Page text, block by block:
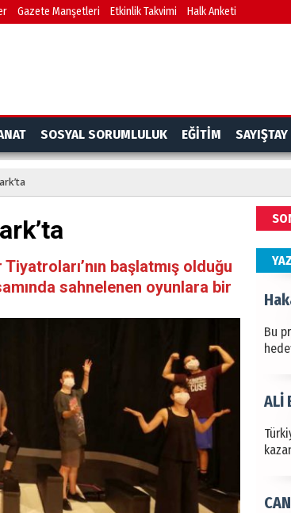
Gazete Manşetleri Etkinlik Takvimi Halk Anketi
SOSYAL SORUMLULUK EĞİTİM SAYIŞTAY
başlatmış olduğu
sahnelenen oyunlara bir
Bu
ALİ